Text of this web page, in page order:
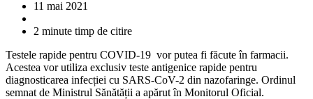
11 mai 2021
2 minute timp de citire
Testele rapide pentru COVID-19 vor putea fi făcute în farmacii.
Acestea vor utiliza exclusiv teste antigenice rapide pentru
diagnosticarea infecției cu SARS-CoV-2 din nazofaringe. Ordinul
semnat de Ministrul Sănătății a apărut în Monitorul Oficial.